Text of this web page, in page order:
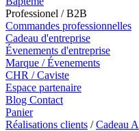
Professionel / B2B
Commandes professionnelles
Cadeau d'entreprise
Évenements d'entreprise
Marque / Évenements
CHR / Caviste
Espace partenaire
Blog Contact
Panier
Réalisations clients / Cadeau